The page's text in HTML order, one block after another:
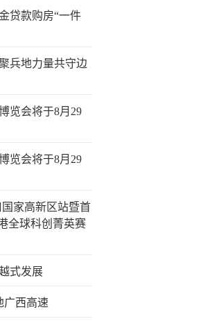
贷款购房“一件
兵地力量共守边
览会将于8月29
览会将于8月29
家高新区站暨首
全球科创菁英赛
式发展
广西高速